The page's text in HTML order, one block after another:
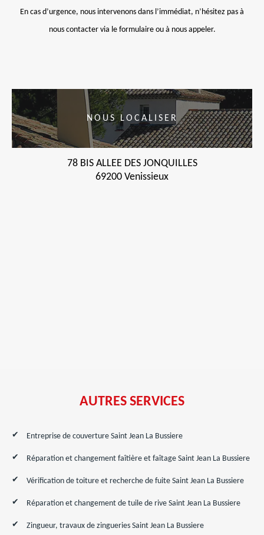
En cas d’urgence, nous intervenons dans l’immédiat, n’hésitez pas à
nous contacter via le formulaire ou à nous appeler.
NOUS LOCALISER
78 BIS ALLEE DES JONQUILLES
69200 Venissieux
AUTRES SERVICES
Entreprise de couverture Saint Jean La Bussiere
Réparation et changement faîtière et faîtage Saint Jean La Bussiere
Vérification de toiture et recherche de fuite Saint Jean La Bussiere
Réparation et changement de tuile de rive Saint Jean La Bussiere
Zingueur, travaux de zingueries Saint Jean La Bussiere